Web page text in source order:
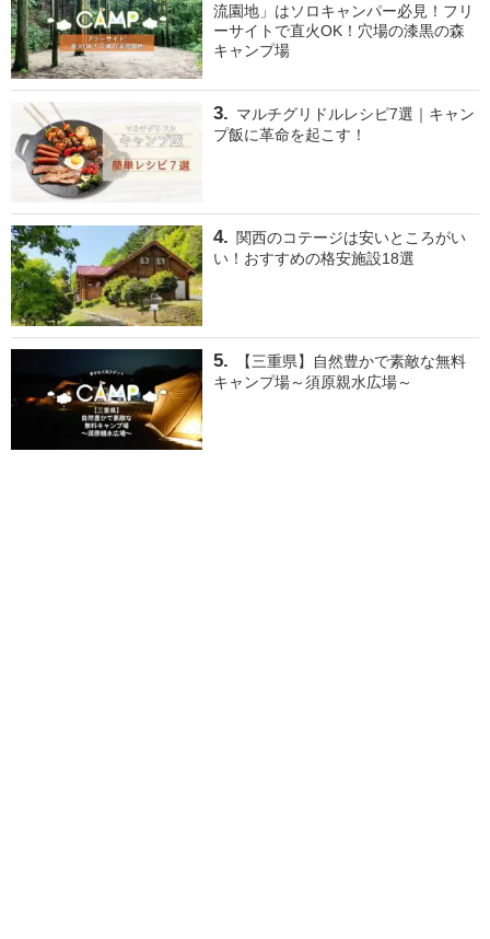
流園地」はソロキャンパー必見！フリ
ーサイトで直火OK！穴場の漆黒の森
キャンプ場
マルチグリドルレシピ7選｜キャン
プ飯に革命を起こす！
関西のコテージは安いところがい
い！おすすめの格安施設18選
【三重県】自然豊かで素敵な無料
キャンプ場～須原親水広場～